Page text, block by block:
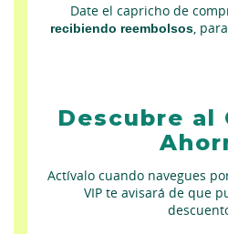
Date el capricho de
recibiendo reembolsos,
Descubre al
Actívalo cuando navegues
VIP te avisará de que